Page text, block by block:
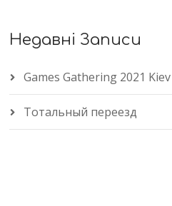
Недавні Записи
Games Gathering 2021 Kiev
Тотальный переезд